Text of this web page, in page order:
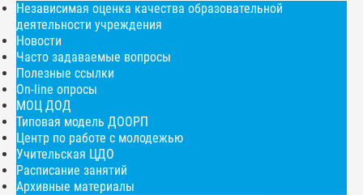
Независимая оценка качества образовательной
деятельности учреждения
Новости
Часто задаваемые вопросы
Полезные ссылки
On-line опросы
МОЦ ДОД
Типовая модель ДООРП
Центр по работе с молодежью
Учительская ЦДО
Расписание занятий
Архивные материалы